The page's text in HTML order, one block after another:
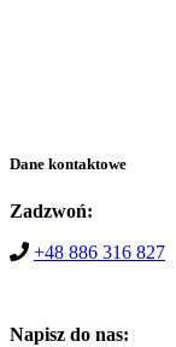
Dane kontaktowe
Zadzwoń:
+48 886 316 827
Napisz do nas: